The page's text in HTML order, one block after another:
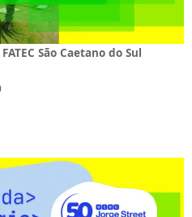
São Caetano do Sul